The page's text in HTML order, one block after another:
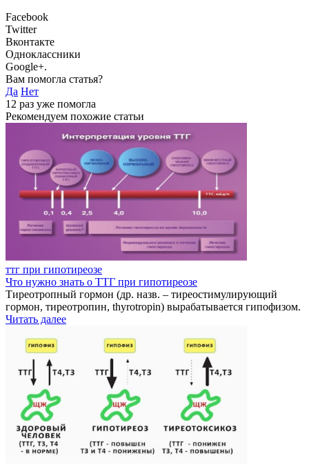
Facebook
Twitter
Вконтакте
Одноклассники
Google+.
Вам помогла статья?
Да Нет
12 раз уже помогла
Рекомендуем похожие статьи
ттг при гипотиреозе
Что нужно знать о ТТГ при гипотиреозе
Тиреотропный гормон (др. назв. – тиреостимулирующий
гормон, тиреотропин, thyrotropin) вырабатывается гипофизом.
Читать далее